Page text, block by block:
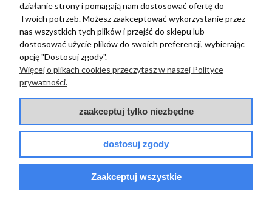
0 0
w tym miesiącu
zebranych i zweryfikowanych przez
działanie strony i pomagają nam dostosować ofertę do
Twoich potrzeb. Możesz zaakceptować wykorzystanie przez
nas wszystkich tych plików i przejść do sklepu lub
dostosować użycie plików do swoich preferencji, wybierając
opcję "Dostosuj zgody".
Więcej o plikach cookies przeczytasz w naszej Polityce
prywatności.
zaakceptuj tylko niezbędne
dostosuj zgody
Zaakceptuj wszystkie